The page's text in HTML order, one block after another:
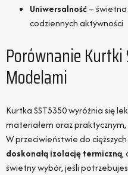
Uniwersalność–
codziennych aktywności
Porównanie
Modelami
Kurtka SST5350 wyróżnia się
materiałem oraz
W przeciwieństwie do
doskonałą izolację termiczną,
świetny wybór, jeśli